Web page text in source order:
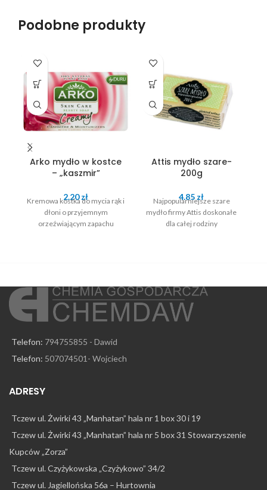
Podobne produkty
Arko mydło w kostce
– „kaszmir”
2.20zł
Kremowa kostka do mycia rąk i
dłoni o przyjemnym
orzeźwiającym zapachu
Attis mydło szare-
200g
4.85 zł
Najpopularniejsze szare
mydło firmy Attis doskonałe
dla całej rodziny
Telefon: 794755855 - Dawid
Telefon: 507074501- Wojciech
ADRESY
Tczew ul. Żwirki 43 „Manhatan” hala nr 1 box 30 i 19
Tczew ul. Żwirki 43 „Manhatan” hala nr 5 box 31 Stowarzyszenie
Kupców „Zorza”
Tczew ul. Czyżykowska „Czyżykowo” 34/2
Tczew ul. Jagiellońska 56a – Hurtownia